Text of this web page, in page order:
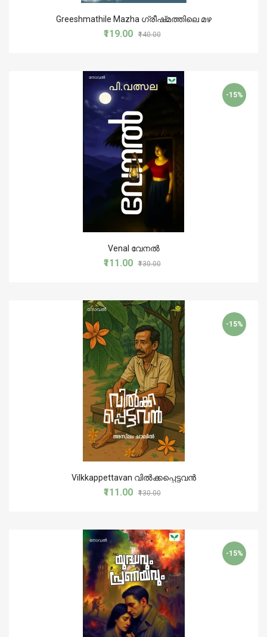
Greeshmathile Mazha ഗ്രീഷ്‌മത്തിലെ മഴ
₹119.00 ₹140.00
-15%
Venal വേനൽ
₹111.00 ₹130.00
-15%
Vilkkappettavan വില്‍ക്കപ്പെട്ടവന്‍
₹111.00 ₹130.00
-15%